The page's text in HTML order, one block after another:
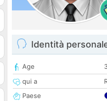
Identità
Age
qui a
Paese